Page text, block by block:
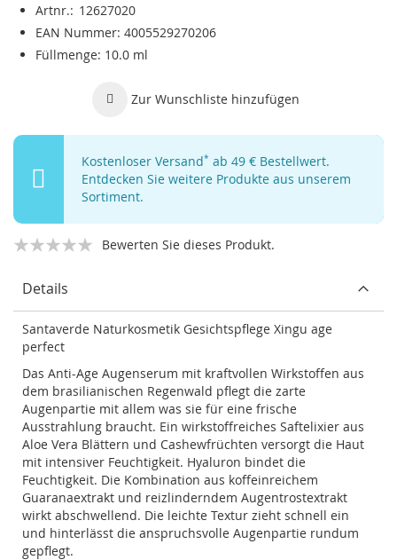
Artnr.
12627020
EAN Nummer 4005529270206
Füllmenge 10.0 ml
Zur Wunschliste hinzufügen
Kostenloser Versand* ab 49 € Bestellwert.
Entdecken Sie weitere Produkte aus unserem
Sortiment.
Bewerten Sie dieses Produkt.
Details
Santaverde Naturkosmetik Gesichtspflege Xingu age
perfect
Das Anti-Age Augenserum mit kraftvollen Wirkstoffen aus
dem brasilianischen Regenwald pflegt die zarte
Augenpartie mit allem was sie für eine frische
Ausstrahlung braucht. Ein wirkstoffreiches Saftelixier aus
Aloe Vera Blättern und Cashewfrüchten versorgt die Haut
mit intensiver Feuchtigkeit. Hyaluron bindet die
Feuchtigkeit. Die Kombination aus koffeinreichem
Guaranaextrakt und reizlinderndem Augentrostextrakt
wirkt abschwellend. Die leichte Textur zieht schnell ein
und hinterlässt die anspruchsvolle Augenpartie rundum
gepflegt.